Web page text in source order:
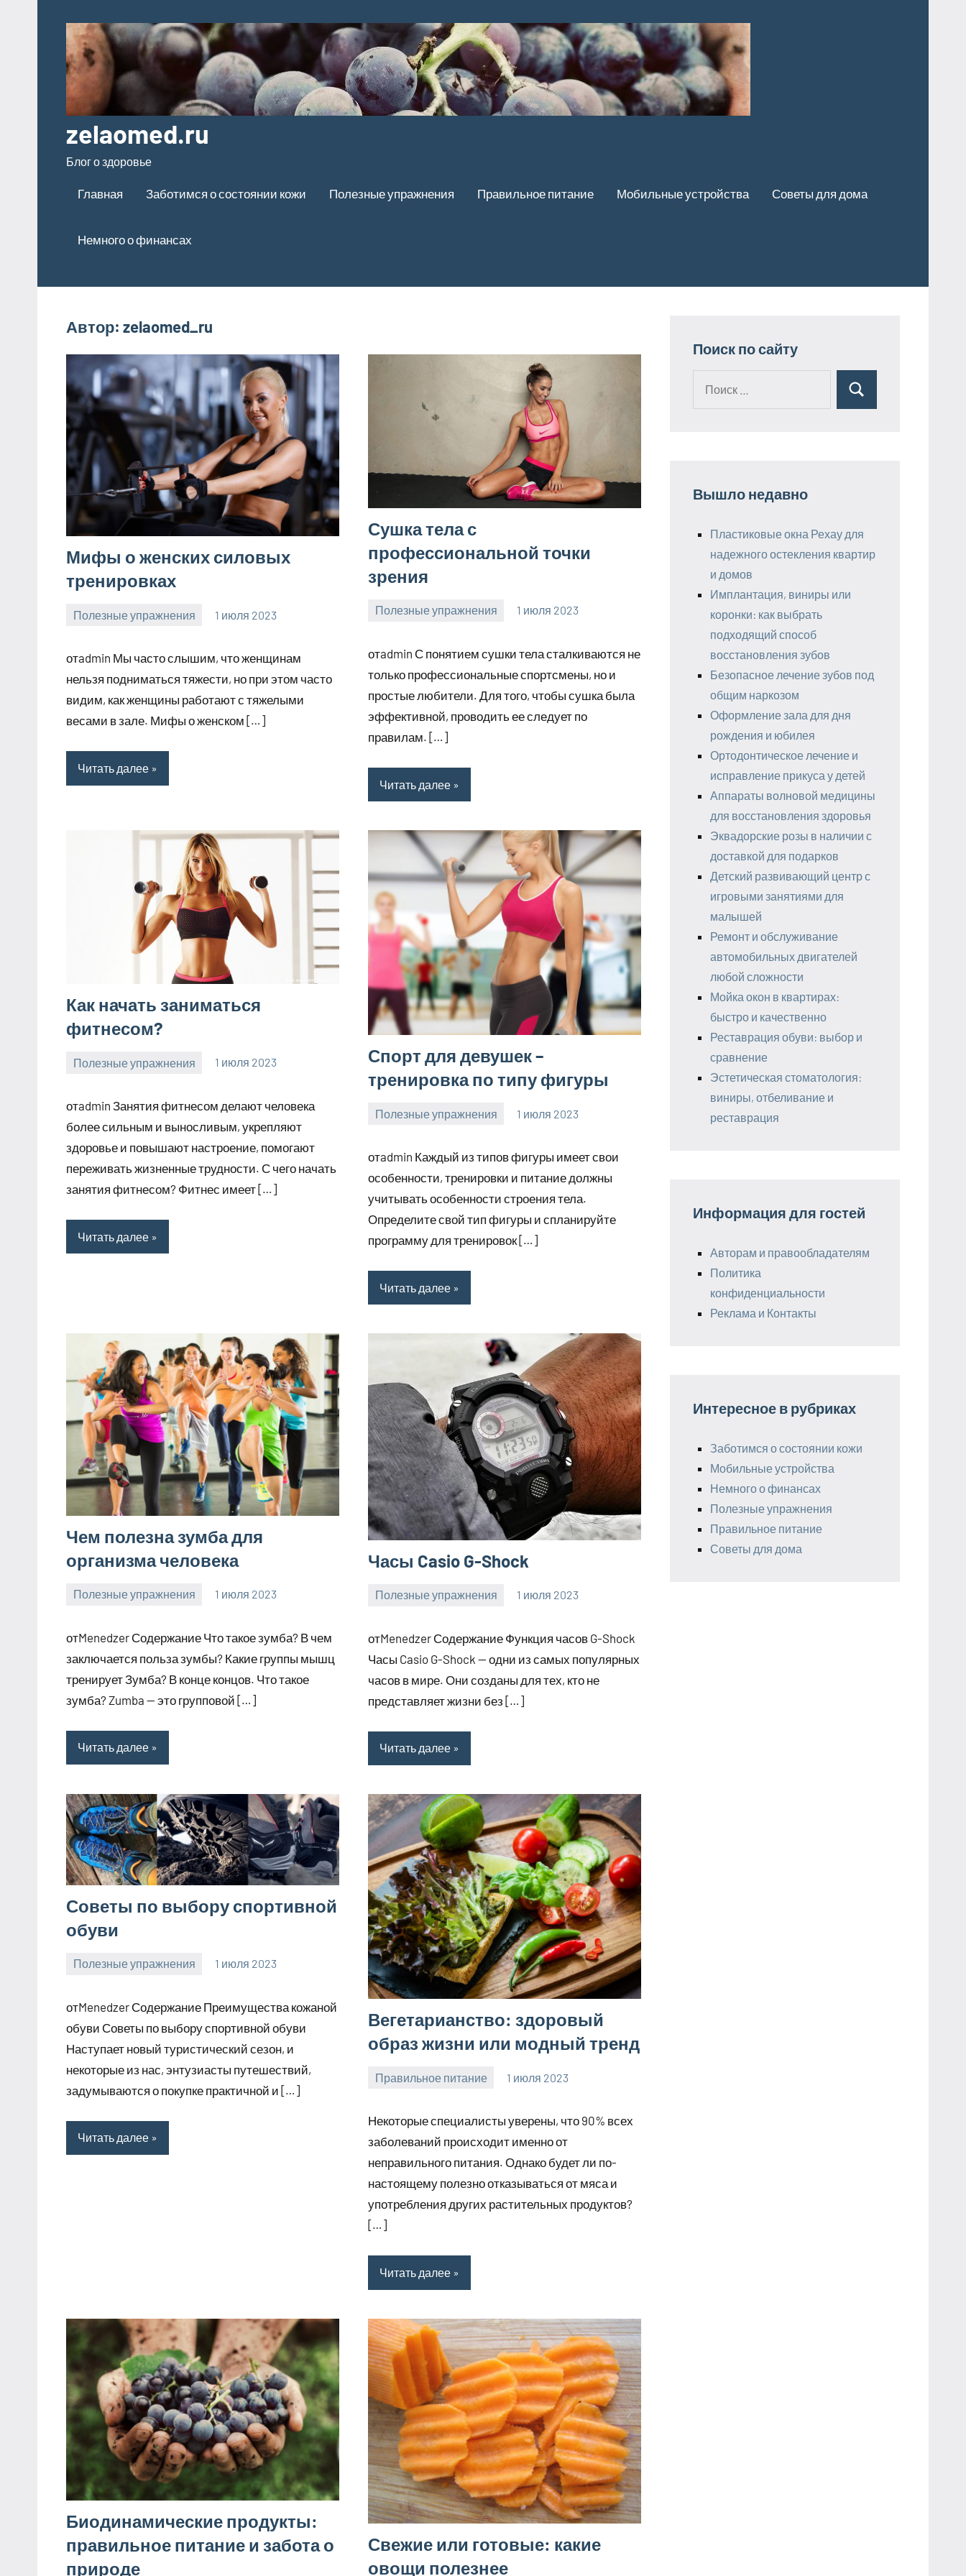
содержимому
zelaomed.ru
Блог о здоровье
Главная Заботимся о состоянии кожи Полезные упражнения Правильное питание Мобильные устройства Советы для дома
Немного о финансах
Автор: zelaomed_ru
Мифы о женских силовых
тренировках
Полезные упражнения 1 июля 2023
zelaomed_ru
отadmin Мы часто слышим, что женщинам
нельзя подниматься тяжести, но при этом часто
видим, как женщины работают с тяжелыми
весами в зале. Мифы о женском […]
Читать далее
Сушка тела с
профессиональной точки
зрения
Полезные упражнения 1 июля 2023
zelaomed_ru
отadmin С понятием сушки тела сталкиваются не
только профессиональные спортсмены, но и
простые любители. Для того, чтобы сушка была
эффективной, проводить ее следует по
правилам. […]
Читать далее
Как начать заниматься
фитнесом?
Полезные упражнения 1 июля 2023
zelaomed_ru
отadmin Занятия фитнесом делают человека
более сильным и выносливым, укрепляют
здоровье и повышают настроение, помогают
переживать жизненные трудности. С чего начать
занятия фитнесом? Фитнес имеет […]
Читать далее
Спорт для девушек –
тренировка по типу фигуры
Полезные упражнения 1 июля 2023
zelaomed_ru
отadmin Каждый из типов фигуры имеет свои
особенности, тренировки и питание должны
учитывать особенности строения тела.
Определите свой тип фигуры и спланируйте
программу для тренировок […]
Читать далее
Чем полезна зумба для
организма человека
Полезные упражнения 1 июля 2023
zelaomed_ru
отMenedzer Содержание Что такое зумба? В чем
заключается польза зумбы? Какие группы мышц
тренирует Зумба? В конце концов. Что такое
зумба? Zumba — это групповой […]
Читать далее
Часы Casio G-Shock
Полезные упражнения 1 июля 2023
zelaomed_ru
отMenedzer Содержание Функция часов G-Shock
Часы Casio G-Shock — одни из самых популярных
часов в мире. Они созданы для тех, кто не
представляет жизни без […]
Читать далее
Советы по выбору спортивной
обуви
Полезные упражнения 1 июля 2023
zelaomed_ru
отMenedzer Содержание Преимущества кожаной
обуви Советы по выбору спортивной обуви
Наступает новый туристический сезон, и
некоторые из нас, энтузиасты путешествий,
задумываются о покупке практичной и […]
Читать далее
Вегетарианство: здоровый
образ жизни или модный тренд
Правильное питание 1 июля 2023
zelaomed_ru
Нет
Некоторые специалисты уверены, что 90% всех
заболеваний происходит именно от
неправильного питания. Однако будет ли по-
настоящему полезно отказываться от мяса и
употребления других растительных продуктов?
[…]
Читать далее
Биодинамические продукты:
правильное питание и забота о
природе
Свежие или готовые: какие
овощи полезнее
Поиск по сайту
Поиск
Вышло недавно
Пластиковые окна Рехау для
надежного остекления квартир
и домов
Имплантация, виниры или
коронки: как выбрать
подходящий способ
восстановления зубов
Безопасное лечение зубов под
общим наркозом
Оформление зала для дня
рождения и юбилея
Ортодонтическое лечение и
исправление прикуса у детей
Аппараты волновой медицины
для восстановления здоровья
Эквадорские розы в наличии с
доставкой для подарков
Детский развивающий центр с
игровыми занятиями для
малышей
Ремонт и обслуживание
автомобильных двигателей
любой сложности
Мойка окон в квартирах:
быстро и качественно
Реставрация обуви: выбор и
сравнение
Эстетическая стоматология:
виниры, отбеливание и
реставрация
Информация для гостей
Авторам и правообладателям
Политика
конфиденциальности
Реклама и Контакты
Интересное в рубриках
Заботимся о состоянии кожи
Мобильные устройства
Немного о финансах
Полезные упражнения
Правильное питание
Советы для дома